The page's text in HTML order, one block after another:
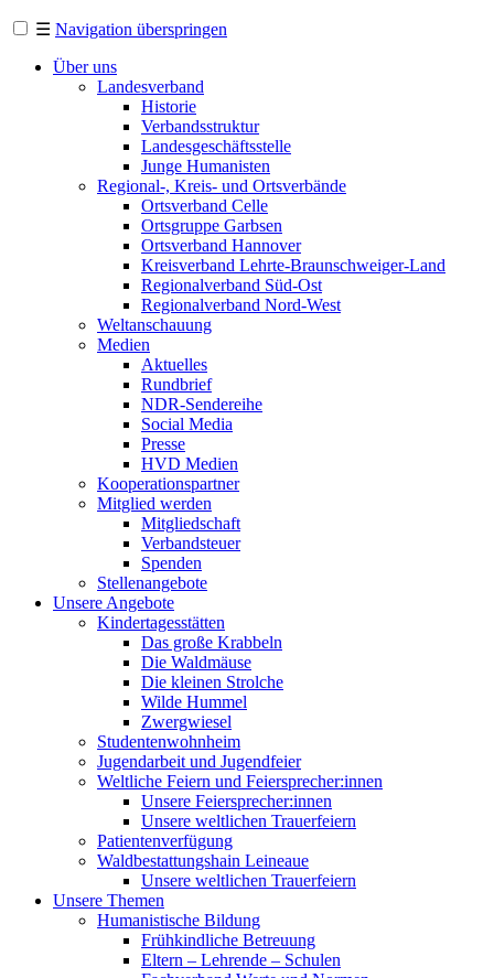
☰ Navigation überspringen
Über uns
Landesverband
Historie
Verbandsstruktur
Landesgeschäftsstelle
Junge Humanisten
Regional-, Kreis- und Ortsverbände
Ortsverband Celle
Ortsgruppe Garbsen
Ortsverband Hannover
Kreisverband Lehrte-Braunschweiger-Land
Regionalverband Süd-Ost
Regionalverband Nord-West
Weltanschauung
Medien
Aktuelles
Rundbrief
NDR-Sendereihe
Social Media
Presse
HVD Medien
Kooperationspartner
Mitglied werden
Mitgliedschaft
Verbandsteuer
Spenden
Stellenangebote
Unsere Angebote
Kindertagesstätten
Das große Krabbeln
Die Waldmäuse
Die kleinen Strolche
Wilde Hummel
Zwergwiesel
Studentenwohnheim
Jugendarbeit und Jugendfeier
Weltliche Feiern und Feiersprecher:innen
Unsere Feiersprecher:innen
Unsere weltlichen Trauerfeiern
Patientenverfügung
Waldbestattungshain Leineaue
Unsere weltlichen Trauerfeiern
Unsere Themen
Humanistische Bildung
Frühkindliche Betreuung
Eltern – Lehrende – Schulen